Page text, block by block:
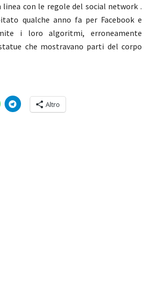
con le regole del social network .
qualche anno fa per Facebook e
i loro algoritmi, erroneamente
che mostravano parti del corpo
Altro